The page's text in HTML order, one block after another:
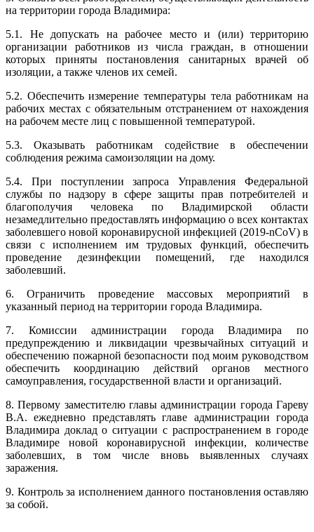
на территории города Владимира:
5.1. Не допускать на рабочее место и (или) территорию
организации работников из числа граждан, в отношении
которых приняты постановления санитарных врачей об
изоляции, а также членов их семей.
5.2. Обеспечить измерение температуры тела работникам на
рабочих местах с обязательным отстранением от нахождения
на рабочем месте лиц с повышенной температурой.
5.3. Оказывать работникам содействие в обеспечении
соблюдения режима самоизоляции на дому.
5.4. При поступлении запроса Управления Федеральной
службы по надзору в сфере защиты прав потребителей и
благополучия человека по Владимирской области
незамедлительно предоставлять информацию о всех контактах
заболевшего новой коронавирусной инфекцией (2019-nCoV) в
связи с исполнением им трудовых функций, обеспечить
проведение дезинфекции помещений, где находился
заболевший.
6. Ограничить проведение массовых мероприятий в
указанный период на территории города Владимира.
7. Комиссии администрации города Владимира по
предупреждению и ликвидации чрезвычайных ситуаций и
обеспечению пожарной безопасности под моим руководством
обеспечить координацию действий органов местного
самоуправления, государственной власти и организаций.
8. Первому заместителю главы администрации города Гареву
В.А. ежедневно представлять главе администрации города
Владимира доклад о ситуации с распространением в городе
Владимире новой коронавирусной инфекции, количестве
заболевших, в том числе вновь выявленных случаях
заражения.
9. Контроль за исполнением данного постановления оставляю
за собой.